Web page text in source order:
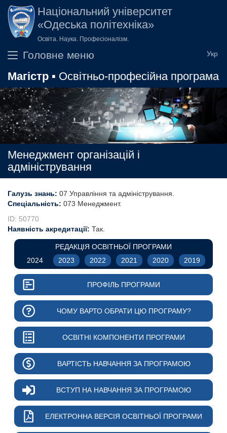
Перейти до основного вмісту
Національний університет
«Одеська політехніка»
Освіта. Наука. Професіоналізм.
Головне меню
Магістр ▪ Освітньо-професійна програма
Менеджмент організацій і
адміністрування
РЕДАКЦІЯ ОСВІТНЬОЇ ПРОГРАМИ
2024
2023 2022 2021 2020 2019
ПРОФІЛЬ ПРОГРАМИ
ЧОМУ ВАРТО ОБРАТИ ЦЮ ПРОГРАМУ?
ОСВІТНІ КОМПОНЕНТИ ПРОГРАМИ
ВАРТІСТЬ НАВЧАННЯ ЗА ПРОГРАМОЮ
ВСТУП НА НАВЧАННЯ ЗА ПРОГРАМОЮ
ЕЛЕКТРОННА ВЕРСІЯ ОСВІТНЬОЇ ПРОГРАМИ
Галузь знань: 07 Управління та адміністрування
Спеціальність: 073 Менеджмент
ID: 50770
Наявність акредитації: Так.